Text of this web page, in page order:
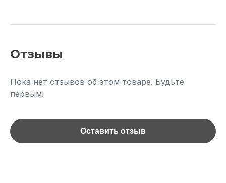
Отзывы
Пока нет отзывов об этом товаре. Будьте
первым!
Оставить отзыв